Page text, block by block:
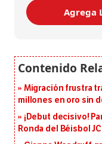
Agrega
Migración frustra
millones en oro sin
¡Debut decisivo!
Ronda del Béisbol